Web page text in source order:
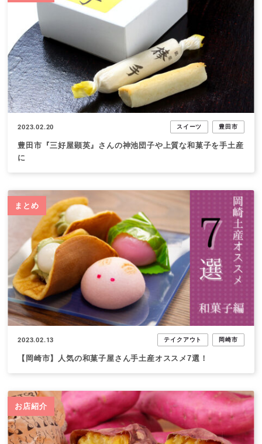
2023.02.20 スイーツ 豊田市
豊田市『三好屋顕英』さんの神池団子や上質な和菓子を手土産
に
まとめ
2023.02.13 テイクアウト 岡崎市
【岡崎市】人気の和菓子屋さん手土産オススメ7選！
お店紹介